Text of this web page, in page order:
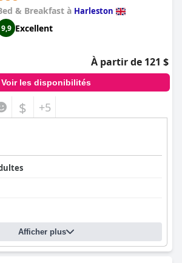
& Breakfast à Harleston
9,9 Excellent
À partir de 121 $
Voir les disponibilités
$ +5
Afficher plus